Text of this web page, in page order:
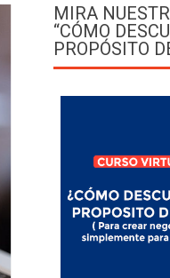
MIRA
“CÓMO
PROPÓSITO